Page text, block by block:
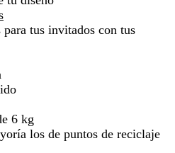
imagen imagen imagen
tus invitados con tus
6 kg
los de puntos de reciclaje